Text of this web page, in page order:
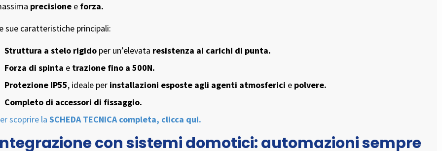
precisione e forza.
sue caratteristiche principali:
Struttura a stelo rigido per un’elevata resistenza ai carichi di punta.
Forza di spinta e trazione fino a 500N.
Protezione IP55, ideale per installazioni esposte agli agenti atmosferici e polvere.
Completo di accessori di fissaggio.
scoprire laSCHEDA TECNICA completa, clicca qui.
con sistemi domotici: automazioni sempre